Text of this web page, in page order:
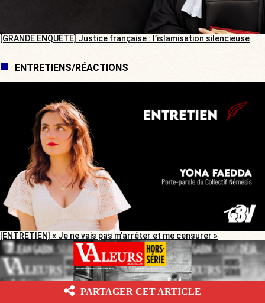
[GRANDE ENQUÊTE] Justice française : l’islamisation silencieuse
ENTRETIENS/RÉACTIONS
[ENTRETIEN] « Je ne vais pas m’arrêter et me censurer »
PARTAGER CET ARTICLE